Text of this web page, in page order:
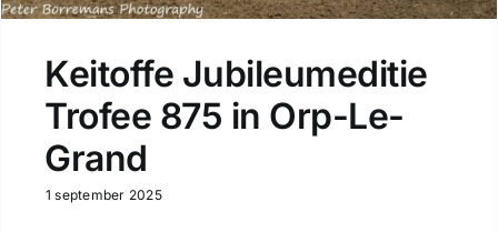
Keitoffe Jubileumeditie
Trofee 875 in Orp-Le-
Grand
1 september 2025